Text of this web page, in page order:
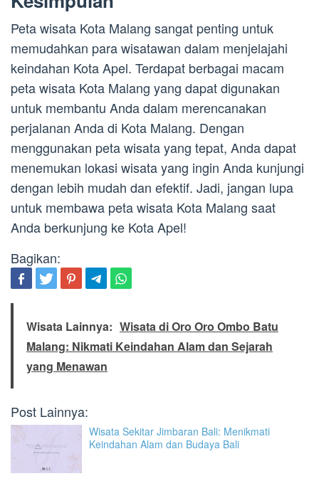
Peta wisata Kota Malang sangat penting untuk
memudahkan para wisatawan dalam menjelajahi
keindahan Kota Apel. Terdapat berbagai macam
peta wisata Kota Malang yang dapat digunakan
untuk membantu Anda dalam merencanakan
perjalanan Anda di Kota Malang. Dengan
menggunakan peta wisata yang tepat, Anda dapat
menemukan lokasi wisata yang ingin Anda kunjungi
dengan lebih mudah dan efektif. Jadi, jangan lupa
untuk membawa peta wisata Kota Malang saat
Anda berkunjung ke Kota Apel!
Bagikan:
Wisata Lainnya: Wisata di Oro Oro Ombo Batu
Malang: Nikmati Keindahan Alam dan Sejarah
yang Menawan
Post Lainnya:
Wisata Sekitar Jimbaran Bali: Menikmati
Keindahan Alam dan Budaya Bali